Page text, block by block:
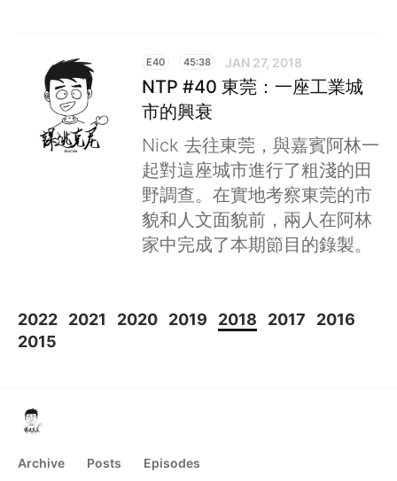
E40 45:38 JAN 27, 2018
NTP #40 東莞：一座工業城
市的興衰
Nick 去往東莞，與嘉賓阿林一
起對這座城市進行了粗淺的田
野調查。在實地考察東莞的市
貌和人文面貌前，兩人在阿林
家中完成了本期節目的錄製。
2022 2021 2020 2019 2018 2017
2016
2015
Archive Posts Episodes